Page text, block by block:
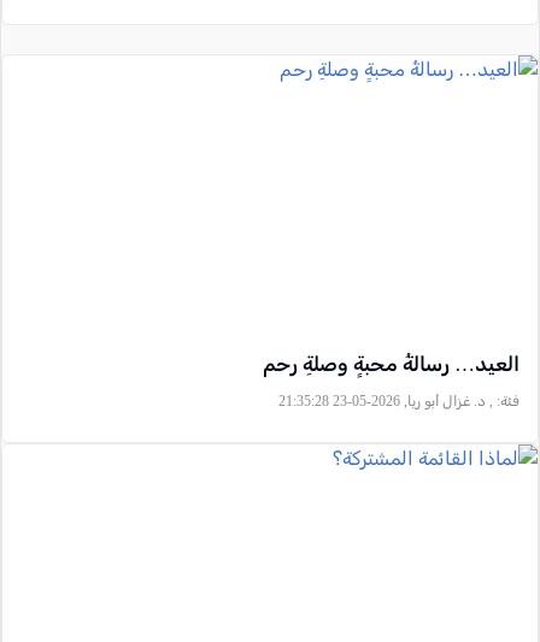
العيد… رسالةُ محبةٍ وصلةِ رحم
فئة: , د. غزال أبو ريا, 2026-05-23 21:35:28